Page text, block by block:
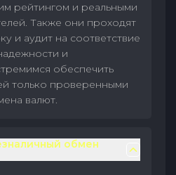
рейтингом и реальными
Также они проходят
и аудит на соответствие
и
обеспечить
только проверенными
валют.
обмен